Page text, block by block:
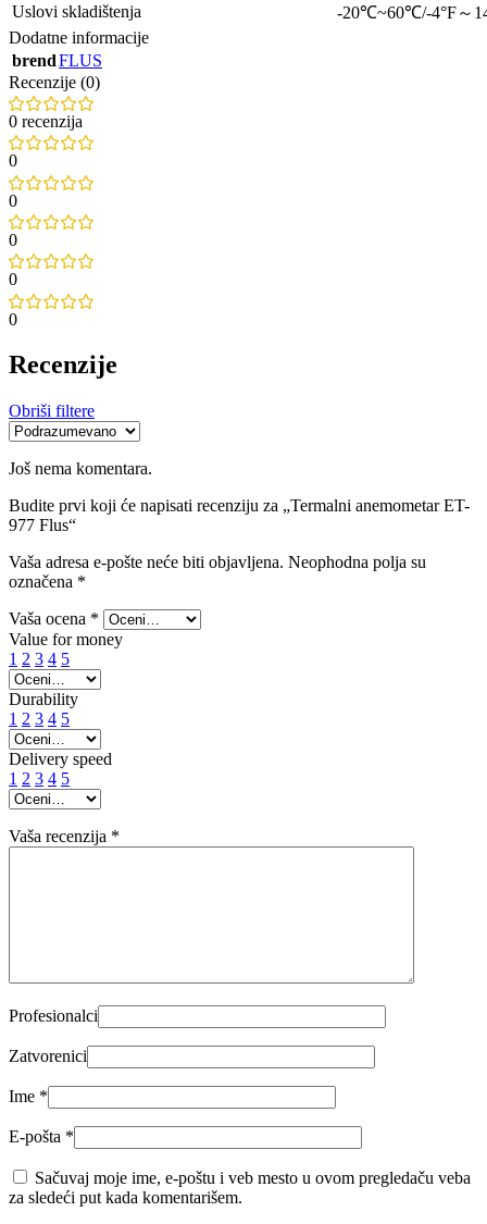
Uslovi skladištenja
-20℃~60℃/-4°F～
Dodatne informacije
brendFLUS
Recenzije (0)
0 recenzija
0
0
0
0
0
Recenzije
Obriši filtere
Još nema komentara.
Budite prvi koji će napisati recenziju za „Termalni anemometar ET-
977 Flus“
Vaša adresa e-pošte neće biti objavljena. Neophodna polja su
označena *
Vaša ocena *
Value for money
1 2 3 4 5
Durability
1 2 3 4 5
Delivery speed
1 2 3 4 5
Vaša recenzija *
Profesionalci
Zatvorenici
Ime *
E-pošta *
Sačuvaj moje ime, e-poštu i veb mesto u ovom pregledaču veba
za sledeći put kada komentarišem.